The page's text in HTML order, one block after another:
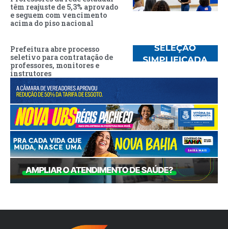
têm reajuste de 5,3% aprovado
e seguem com vencimento
acima do piso nacional
Prefeitura abre processo
seletivo para contratação de
professores, monitores e
instrutores